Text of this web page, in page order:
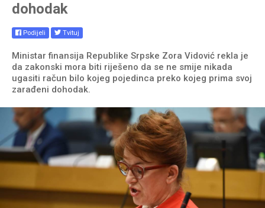
dohodak
Podijeli Tvituj
Ministar finansija Republike Srpske Zora Vidović rekla je
da zakonski mora biti riješeno da se ne smije nikada
ugasiti račun bilo kojeg pojedinca preko kojeg prima svoj
zarađeni dohodak.